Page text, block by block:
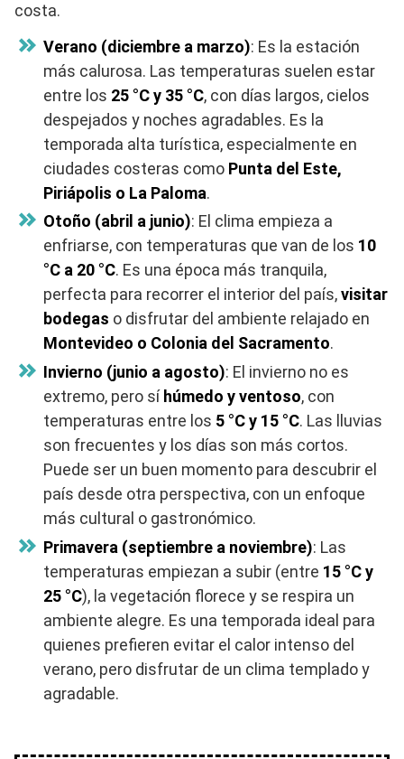
costa.
Verano (diciembre a marzo): Es la estación
más calurosa. Las temperaturas suelen estar
entre los 25 °C y 35 °C, con días largos, cielos
despejados y noches agradables. Es la
temporada alta turística, especialmente en
ciudades costeras como Punta del Este,
Piriápolis o La Paloma.
Otoño (abril a junio): El clima empieza a
enfriarse, con temperaturas que van de los 10
°C a 20 °C. Es una época más tranquila,
perfecta para recorrer el interior del país,visitar
bodegas o disfrutar del ambiente relajado en
Montevideo o Colonia del Sacramento.
Invierno (junio a agosto): El invierno no es
extremo, pero sí húmedo y ventoso, con
temperaturas entre los 5 °C y 15 °C. Las lluvias
son frecuentes y los días son más cortos.
Puede ser un buen momento para descubrir el
país desde otra perspectiva, con un enfoque
más cultural o gastronómico.
Primavera (septiembre a noviembre): Las
temperaturas empiezan a subir (entre 15 °C y
25 °C), la vegetación florece y se respira un
ambiente alegre. Es una temporada ideal para
quienes prefieren evitar el calor intenso del
verano, pero disfrutar de un clima templado y
agradable.